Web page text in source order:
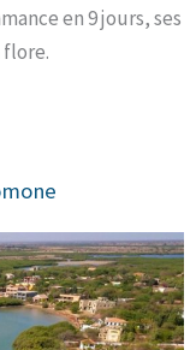
en 9 jours, ses
flore.